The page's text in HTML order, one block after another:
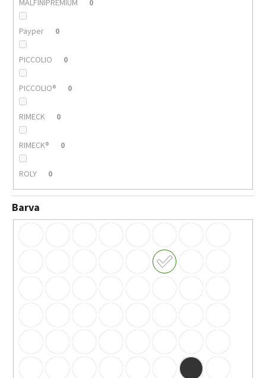
MALFINIPREMIUM 0
Payper 0
PICCOLIO 0
PICCOLIO® 0
RIMECK 0
RIMECK® 0
ROLY 0
Barva